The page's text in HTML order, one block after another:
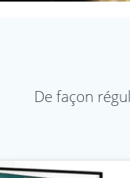
De façon